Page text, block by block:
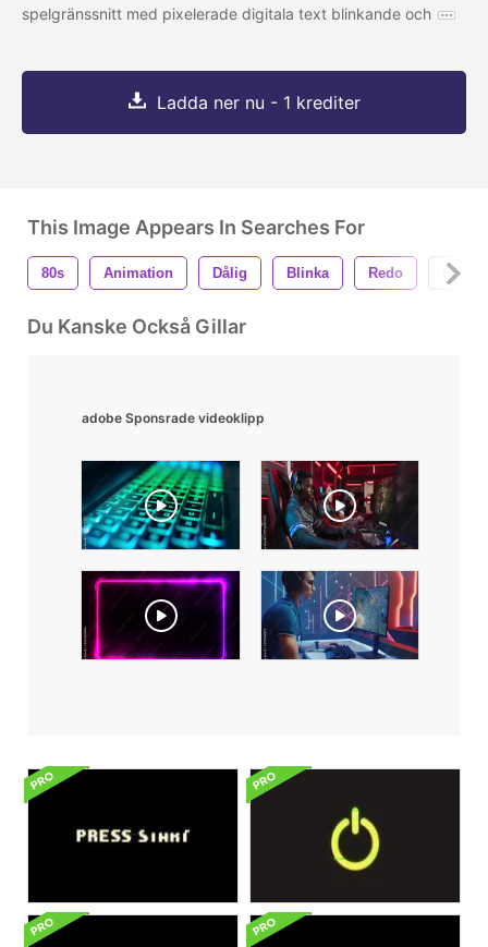
spelgränssnitt med pixelerade digitala text blinkande och
Ladda ner nu - 1 krediter
This Image Appears In Searches For
80s Animation Dålig Blinka Redo
Du Kanske Också Gillar
adobe Sponsrade videoklipp